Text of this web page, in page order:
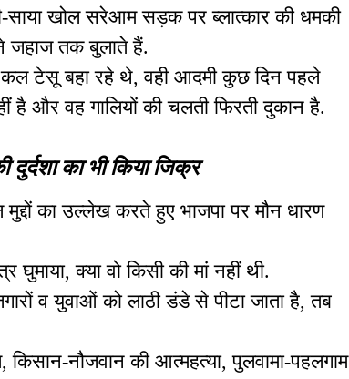
साया खोल सरेआम सड़क पर ब्लात्कार की धमकी
जहाज तक बुलाते हैं.
कल टेसू बहा रहे थे, वही आदमी कुछ दिन पहले
है और वह गालियों की चलती फिरती दुकान है.
का भी किया जिक्र
का उल्लेख करते हुए भाजपा पर मौन धारण
घुमाया, क्या वो किसी की मां नहीं थी.
व युवाओं को लाठी डंडे से पीटा जाता है, तब
नौजवान की आत्महत्या, पुलवामा-पहलगाम